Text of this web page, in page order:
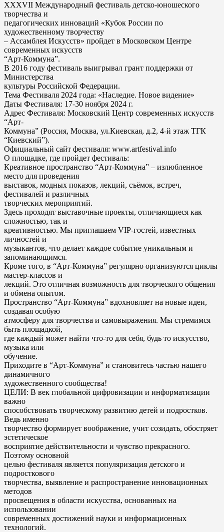
XXXVII Международный фестиваль детско-юношеского
творчества и
педагогических инноваций «Кубок России по
художественному творчеству
– Ассамблея Искусств» пройдет в Московском Центре
современных искусств
“Арт-Коммуна”.
В 2016 году фестиваль выигрывал грант поддержки от
Министерства
культуры Российской Федерации.
Тема Фестиваля 2024 года: «Наследие. Новое видение»
Даты Фестиваля: 17-30 ноября 2024 г.
Адрес Фестиваля: Московский Центр современных искусств
“Арт-
Коммуна” (Россия, Москва, ул.Киевская, д.2, 4-й этаж ТГК
“Киевский”).
Официальный сайт фестиваля: www.artfestival.info
О площадке, где пройдет фестиваль:
Креативное пространство “Арт-Коммуна” – излюбленное
место для проведения
выставок, модных показов, лекций, съёмок, встреч,
фестивалей и различных
творческих мероприятий.
Здесь проходят выставочные проекты, отличающиеся как
сложностью, так и
креативностью. Мы приглашаем VIP-гостей, известных
личностей и
музыкантов, что делает каждое событие уникальным и
запоминающимся.
Кроме того, в “Арт-Коммуна” регулярно организуются циклы
мастер-классов и
лекций. Это отличная возможность для творческого общения
и обмена опытом.
Пространство “Арт-Коммуна” вдохновляет на новые идеи,
создавая особую
атмосферу для творчества и самовыражения. Мы стремимся
быть площадкой,
где каждый может найти что-то для себя, будь то искусство,
музыка или
обучение.
Приходите в “Арт-Коммуна” и становитесь частью нашего
динамичного
художественного сообщества!
ЦЕЛИ: В век глобальной цифровизации и информатизации
важно
способствовать творческому развитию детей и подростков.
Ведь именно
творчество формирует воображение, учит созидать, обостряет
эстетическое
восприятие действительности и чувство прекрасного.
Поэтому основной
целью фестиваля является популяризация детского и
подросткового
творчества, выявление и распространение инновационных
методов
просвещения в области искусства, основанных на
использовании
современных достижений науки и информационных
технологий.